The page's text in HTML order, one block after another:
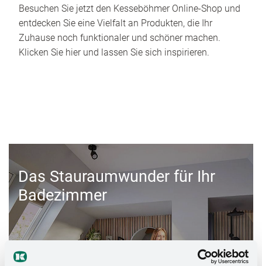
Besuchen Sie jetzt den Kesseböhmer Online-Shop und
entdecken Sie eine Vielfalt an Produkten, die Ihr
Zuhause noch funktionaler und schöner machen.
Klicken Sie hier und lassen Sie sich inspirieren.
Das Stauraumwunder für Ihr
Badezimmer